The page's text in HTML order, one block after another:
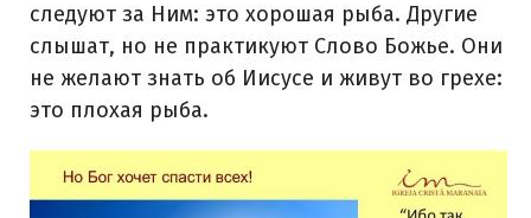
следуют за Ним: это хорошая рыба. Другие
слышат, но не практикуют Слово Божье. Они
не желают знать об Иисусе и живут во грехе:
это плохая рыба.